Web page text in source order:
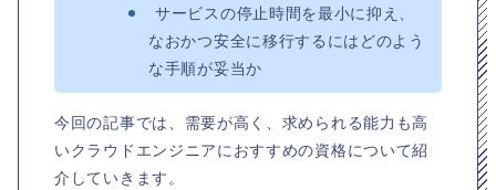
サービスの停止時間を最小に抑え、
なおかつ安全に移行するにはどのよう
な手順が妥当か
今回の記事では、需要が高く、求められる能力も高
いクラウドエンジニアにおすすめの資格について紹
介していきます。